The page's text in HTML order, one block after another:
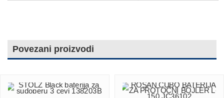
Povezani proizvodi